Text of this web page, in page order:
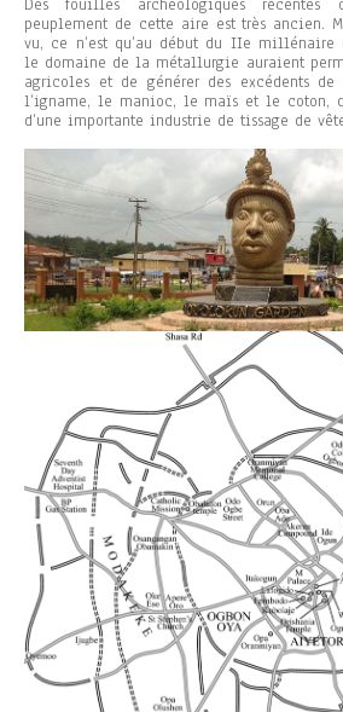
Des fouilles archéologiques
peuplement de cette aire est très ancien.
vu, ce n’est qu’au début du IIe millénaire
le domaine de la métallurgie auraient
agricoles et de générer des excédents
l’igname, le manioc, le maïs et le coton,
d’une importante industrie de tissage de